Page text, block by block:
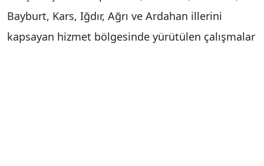
Bayburt, Kars, Iğdır, Ağrı ve Ardahan illerini
kapsayan hizmet bölgesinde yürütülen çalışmalar